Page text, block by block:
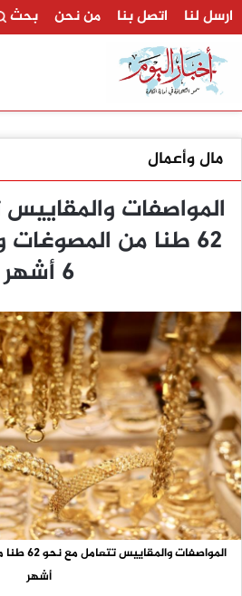
ارسل لنا اتصل بنا من نحن بحث
مال وأعمال
المواصفات
62 طنا من
6 أشهر
أشهر